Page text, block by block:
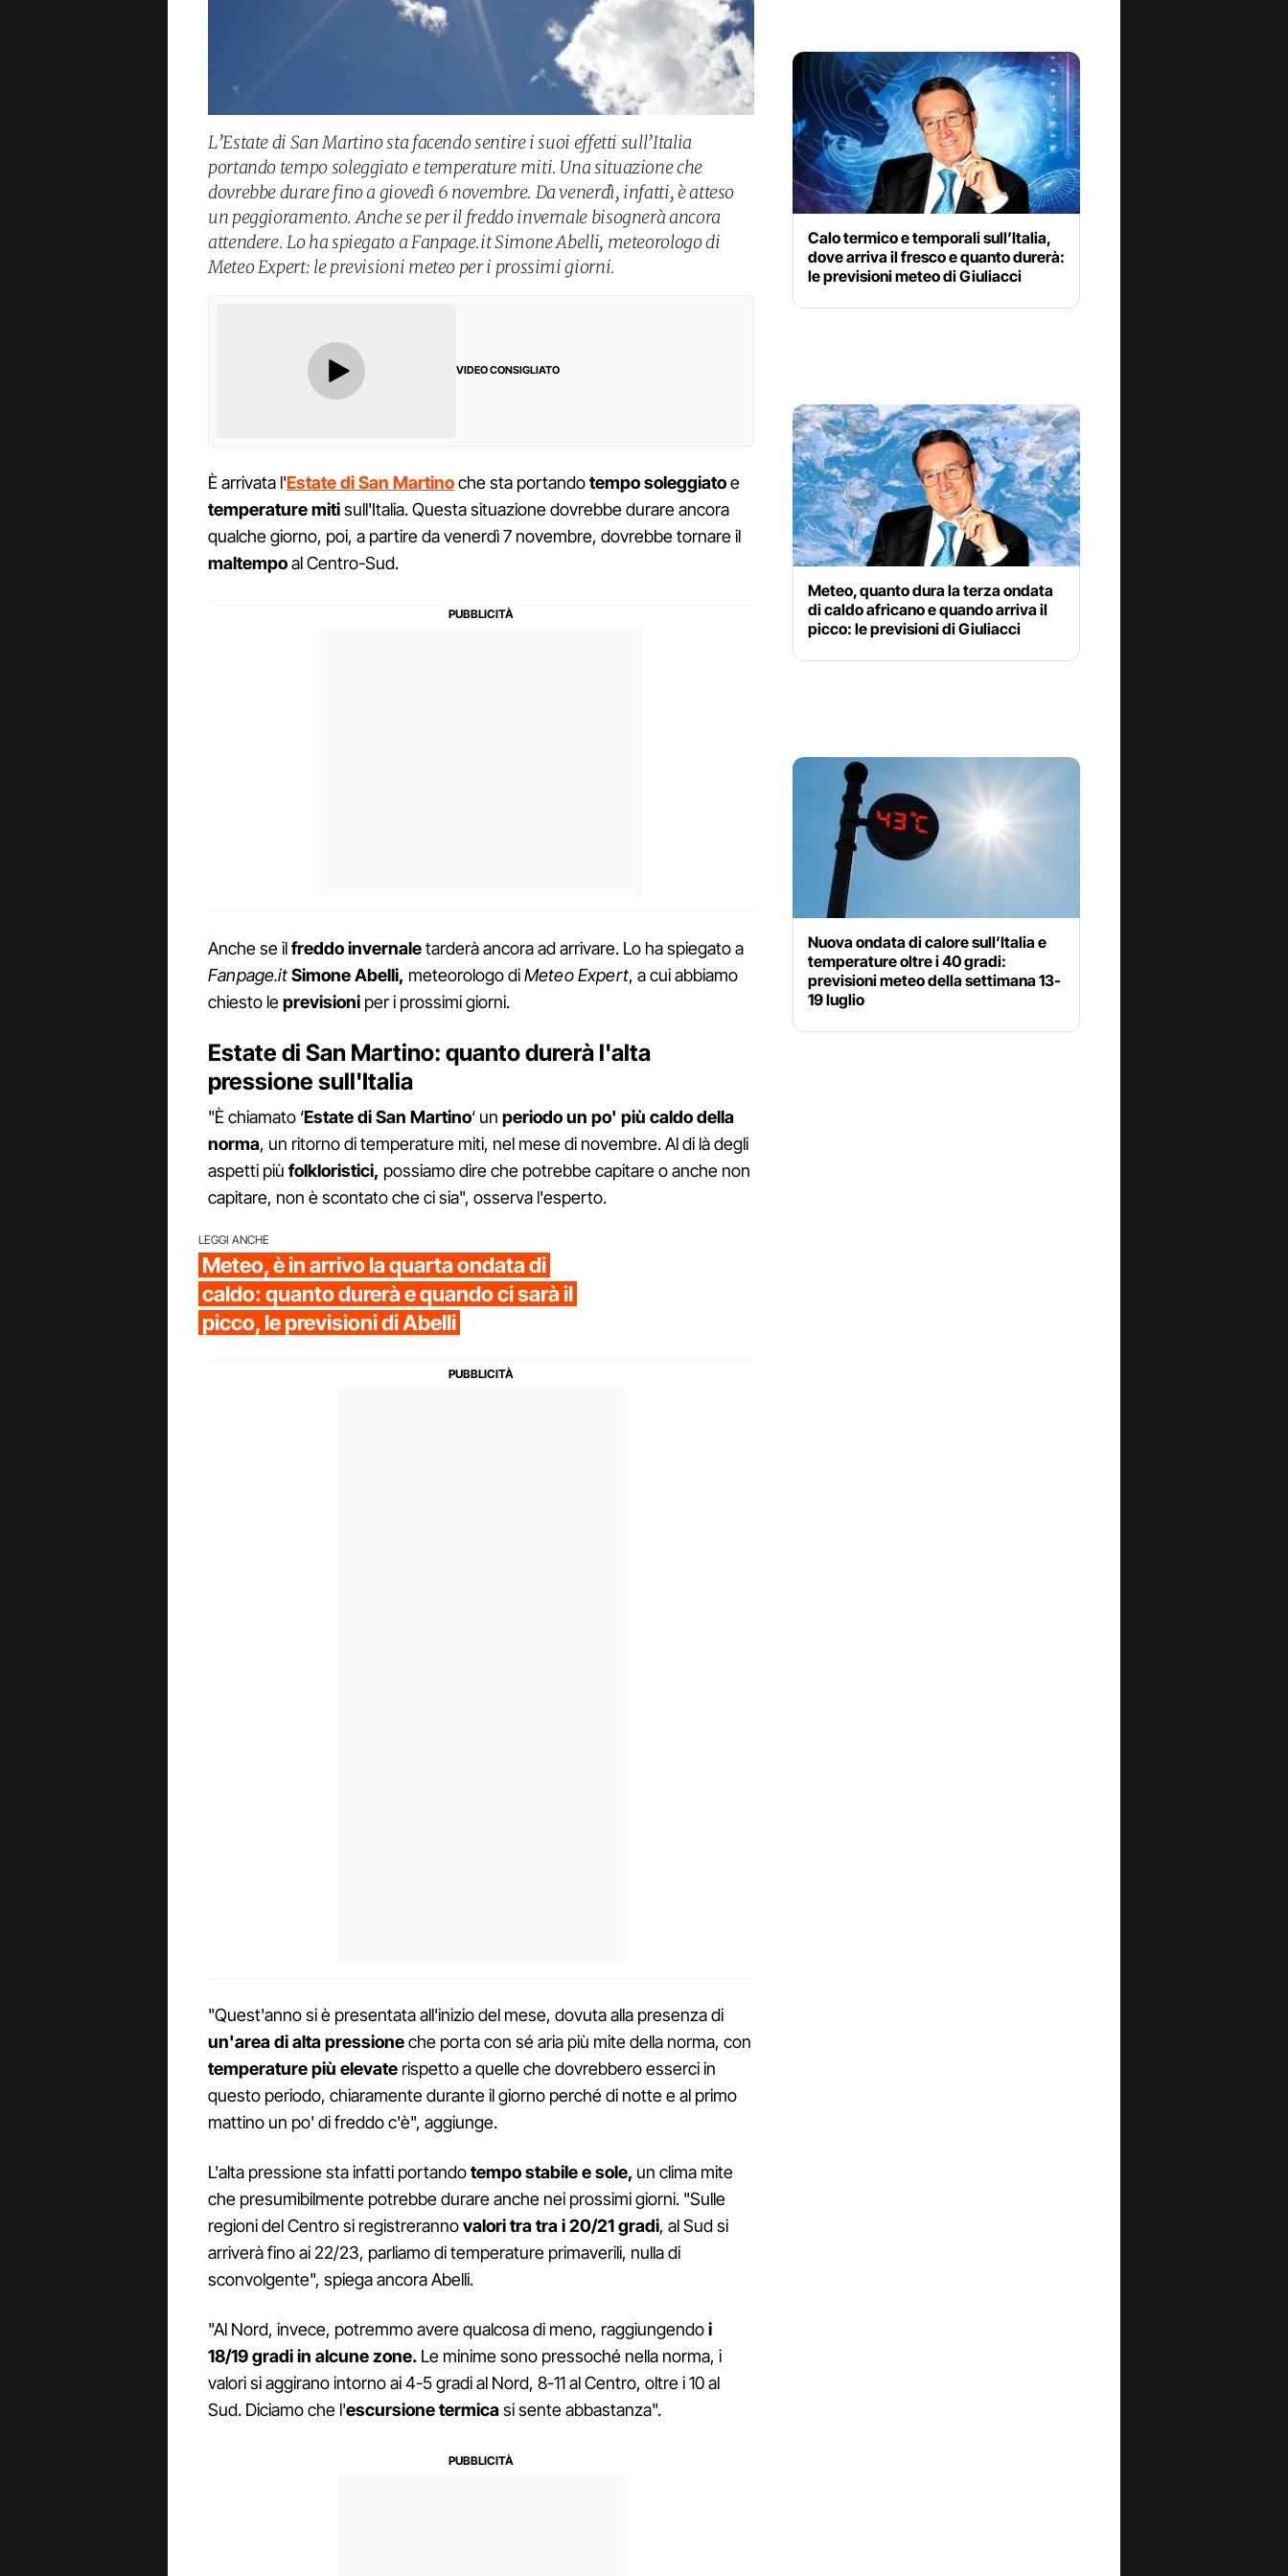
L’Estate di San Martino sta facendo sentire i suoi effetti sull’Italia
portando tempo soleggiato e temperature miti. Una situazione che
dovrebbe durare fino a giovedì 6 novembre. Da venerdì, infatti, è atteso
un peggioramento. Anche se per il freddo invernale bisognerà ancora
attendere. Lo ha spiegato a Fanpage.it Simone Abelli, meteorologo di
Meteo Expert: le previsioni meteo per i prossimi giorni.
VIDEO CONSIGLIATO
È arrivata l'Estate di San Martinoche sta portandotempo soleggiatoe
temperature mitisull'Italia. Questa situazione dovrebbe durare ancora
qualche giorno, poi, a partire da venerdì 7 novembre, dovrebbe tornare il
maltempoal Centro-Sud.
Anche se ilfreddo invernaletarderà ancora ad arrivare. Lo ha spiegato a
Fanpage.itSimone Abelli, meteorologo diMeteo Expert, a cui abbiamo
chiesto leprevisioni per i prossimi giorni.
Estate di San Martino: quanto durerà l'alta
pressione sull'Italia
"È chiamato ‘Estate di San Martino‘ un periodo un po' più caldo della
norma, un ritorno di temperature miti, nel mese di novembre. Al di là degli
aspetti più folkloristici, possiamo dire che potrebbe capitare o anche non
capitare, non è scontato che ci sia", osserva l'esperto.
LEGGI ANCHE
Meteo, è in arrivo la quarta ondata di
caldo: quanto durerà e quando ci sarà il
picco, le previsioni di Abelli
"Quest'anno si è presentata all'inizio del mese, dovuta alla presenza di
un'area di alta pressioneche porta con sé aria più mite della norma, con
temperature più elevate rispetto a quelle che dovrebbero esserci in
questo periodo, chiaramente durante il giorno perché di notte e al primo
mattino un po' di freddo c'è", aggiunge.
L'alta pressione sta infatti portandotempo stabile e sole, un clima mite
che presumibilmente potrebbe durare anche nei prossimi giorni. "Sulle
regioni del Centro si registrerannovalori tra tra i 20/21 gradi, al Sud si
arriverà fino ai 22/23, parliamo di temperature primaverili, nulla di
sconvolgente", spiega ancora Abelli.
"Al Nord, invece, potremmo avere qualcosa di meno, raggiungendoi
18/19 gradi in alcune zone. Le minime sono pressoché nella norma, i
valori si aggirano intorno ai 4-5 gradi al Nord, 8-11 al Centro, oltre i 10 al
Sud. Diciamo che l'escursione termicasi sente abbastanza".
Calo termico e temporali sull’Italia,
dove arriva il fresco e quanto durerà:
le previsioni meteo di Giuliacci
Meteo, quanto dura la terza ondata
di caldo africano e quando arriva il
picco: le previsioni di Giuliacci
Nuova ondata di calore sull’Italia e
temperature oltre i 40 gradi:
previsioni meteo della settimana 13-
19 luglio